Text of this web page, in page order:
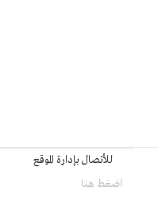
للأتصال بإدارة الموقع
اضغط هنا